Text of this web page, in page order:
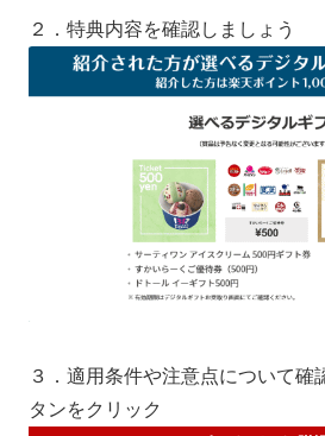
２．特典内容を確認しましょう
３．適用条件や注意点について確
タンをクリック